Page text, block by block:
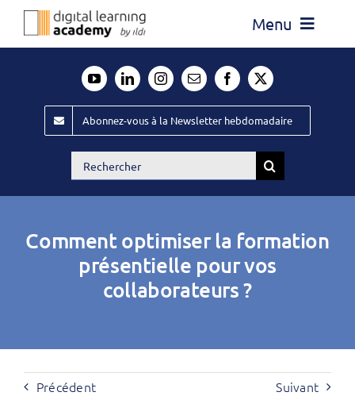
Passer
Menu
Évènements ILDI
Offres d’emploi
Publiez
Abonnez-vous à la Newsletter hebdomadaire
Rechercher:
Comment optimiser la formation
présentielle pour vos
collaborateurs ?
Précédent Suivant